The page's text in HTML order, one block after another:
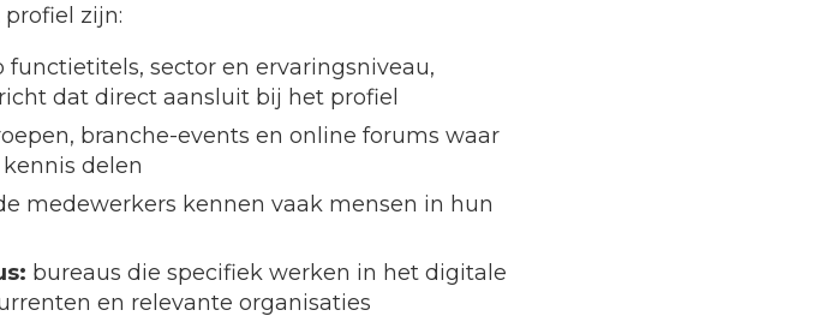
zijn:
functietitels, sector en ervaringsniveau,
dat direct aansluit bij het profiel
branche-events en online forums waar
delen
medewerkers kennen vaak mensen in hun
bureaus die specifiek werken in het digitale
en relevante organisaties